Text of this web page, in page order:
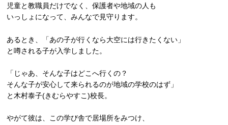
児童と教職員だけでなく、保護者や地域の人も
いっしょになって、みんなで見守ります。
あるとき、「あの子が行くなら大空には行きたくない」
と噂される子が入学しました。
「じゃあ、そんな子はどこへ行くの？
そんな子が安心して来られるのが地域の学校のはず」
と木村泰子(きむらやすこ)校長。
やがて彼は、この学び舎で居場所をみつけ、